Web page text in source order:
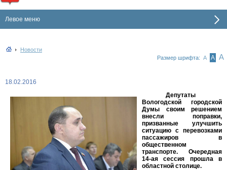
Левое меню
Новости
Размер шрифта: А А А
18.02.2016
Депутаты
Вологодской городской
Думы своим решением
внесли поправки,
призванные улучшить
ситуацию с перевозками
пассажиров в
общественном
транспорте. Очередная
14-ая сессия прошла в
областной столице.